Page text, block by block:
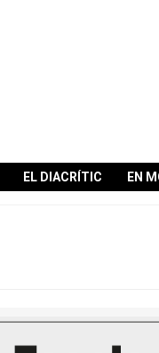
EL DIACRÍTIC EN